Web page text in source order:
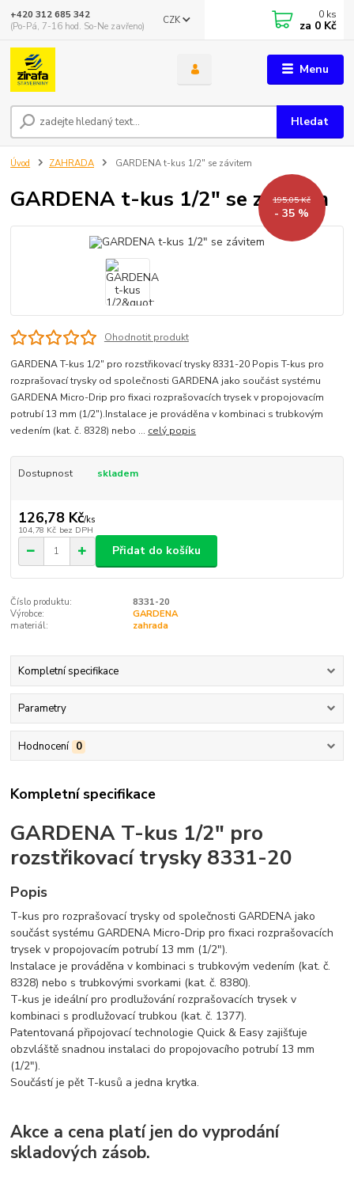
Menu
CZK
Hledat
+420 312 685 342
(Po-Pá, 7-16 hod. So-Ne zavřeno)
0 ks
za 0 Kč
Úvod ZAHRADA GARDENA t-kus 1/2" se závitem
GARDENA t-kus 1/2" se závitem
195,05 Kč
- 35 %
Ohodnotit produkt
GARDENA T-kus 1/2" pro rozstřikovací trysky 8331-20 Popis T-kus pro
rozprašovací trysky od společnosti GARDENA jako součást systému
GARDENA Micro-Drip pro fixaci rozprašovacích trysek v propojovacím
potrubí 13 mm (1/2").Instalace je prováděna v kombinaci s trubkovým
vedením (kat. č. 8328) nebo ... celý popis
Dostupnost skladem
126,78 Kč/ks
104,78 Kč bez DPH
Přidat do košíku
Číslo produktu:
8331-20
Výrobce:
GARDENA
materiál:
zahrada
Kompletní specifikace
Parametry
Hodnocení 0
Kompletní specifikace
GARDENA T-kus 1/2" pro
rozstřikovací trysky 8331-20
Popis
T-kus pro rozprašovací trysky od společnosti GARDENA jako
součást systému GARDENA Micro-Drip pro fixaci rozprašovacích
trysek v propojovacím potrubí 13 mm (1/2").
Instalace je prováděna v kombinaci s trubkovým vedením (kat. č.
8328) nebo s trubkovými svorkami (kat. č. 8380).
T-kus je ideální pro prodlužování rozprašovacích trysek v
kombinaci s prodlužovací trubkou (kat. č. 1377).
Patentovaná připojovací technologie Quick & Easy zajišťuje
obzvláště snadnou instalaci do propojovacího potrubí 13 mm
(1/2").
Součástí je pět T-kusů a jedna krytka.
Akce a cena platí jen do vyprodání
skladových zásob.